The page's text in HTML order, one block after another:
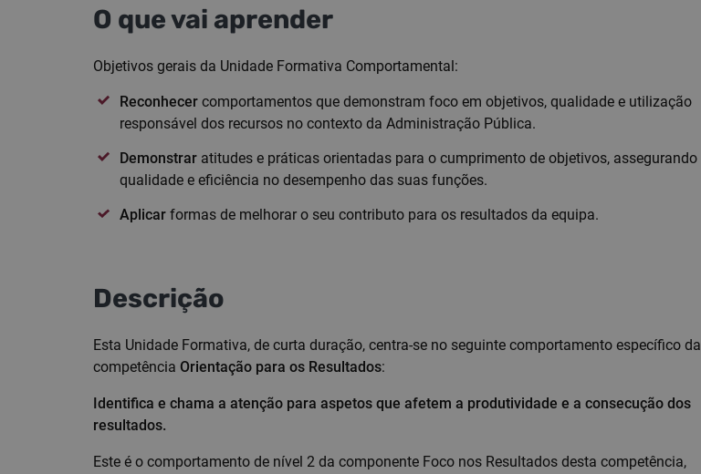
O que vai aprender
Objetivos gerais da Unidade Formativa Comportamental:
Reconhecer comportamentos que demonstram foco em objetivos, qualidade e utilização
responsável dos recursos no contexto da Administração Pública.
Demonstrar atitudes e práticas orientadas para o cumprimento de objetivos, assegurando
qualidade e eficiência no desempenho das suas funções.
Aplicar formas de melhorar o seu contributo para os resultados da equipa.
Descrição
Esta Unidade Formativa, de curta duração, centra-se no seguinte comportamento específico da
competência Orientação para os Resultados:
Identifica e chama a atenção para aspetos que afetem a produtividade e a consecução dos
resultados​​.​​
Este é o comportamento de nível 2 da componente Foco nos Resultados desta competência,